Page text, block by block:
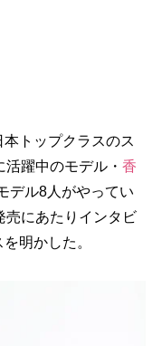
トップクラスのス
躍中のモデル・ 香
デル8人がやってい
売にあたりインタビ
明かした。